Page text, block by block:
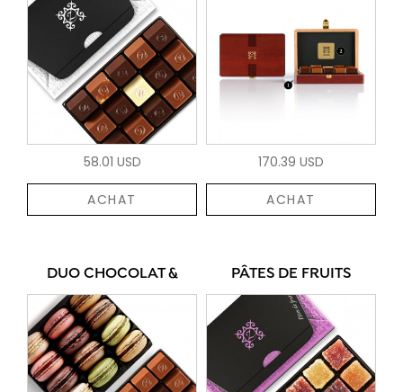
58.01 USD
ACHAT
170.39 USD
ACHAT
DUO CHOCOLAT & PÂTES DE FRUITS